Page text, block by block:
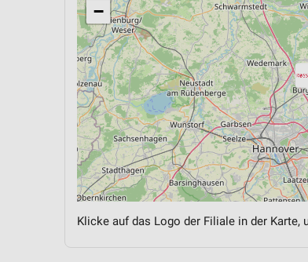
−
Klicke auf das Logo der Filiale in der Karte,